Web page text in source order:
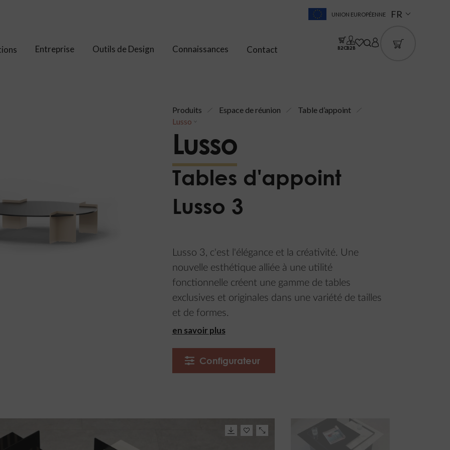
Entreprise Outils de Design Connaissances Contact B2CB2B
UNION EUROPÉENNE FR
Produits Espace de réunion
Table d’appoint
Lusso
Lusso
Tables d'appoint
Lusso 3
Lusso 3, c'est l'élégance et la créativité. Une
nouvelle esthétique alliée à une utilité
fonctionnelle créent une gamme de tables
exclusives et originales dans une variété de tailles
et de formes.
en savoir plus
Configurateur